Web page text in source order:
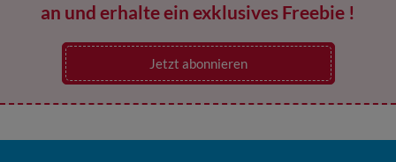
an und erhalte ein exklusives Freebie !
Jetzt abonnieren